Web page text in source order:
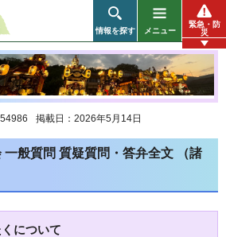
情報を探す メニュー
緊急・防
災
掲載日：2026年5月14日
般質問 質疑質問・答弁全文 （諸
について